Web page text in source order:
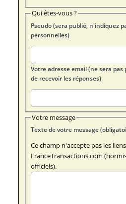
Qui êtes-vous ?
Pseudo (sera publié, n'indiquez
personnelles)
Votre adresse email (ne sera
de recevoir les réponses)
Votre message
Texte de votre message
Ce champ n'accepte pas les
FranceTransactions.com
officiels).